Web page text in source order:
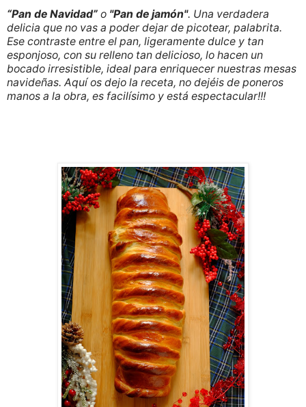
“Pan de Navidad” o "Pan de jamón". Una verdadera
delicia que no vas a poder dejar de picotear, palabrita.
Ese contraste entre el pan, ligeramente dulce y tan
esponjoso, con su relleno tan delicioso, lo hacen un
bocado irresistible, ideal para enriquecer nuestras mesas
navideñas. Aquí os dejo la receta, no dejéis de poneros
manos a la obra, es facilísimo y está espectacular!!!